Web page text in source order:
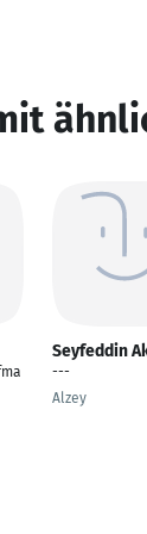
Seyfeddin
---
Alzey